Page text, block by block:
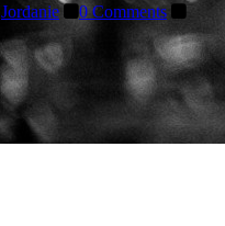
Jordanie
0 Comments